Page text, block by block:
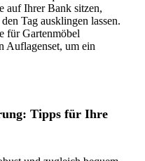
auf Ihrer Bank sitzen,
Tag ausklingen lassen.
für Gartenmöbel
Auflagenset, um ein
Tipps für Ihre